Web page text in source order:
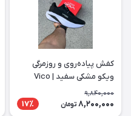
کفش پیاده‌روی و روزمرگی
ویکو مشکی سفید | Vico
9,840,000
8,200,000 تومان 17٪